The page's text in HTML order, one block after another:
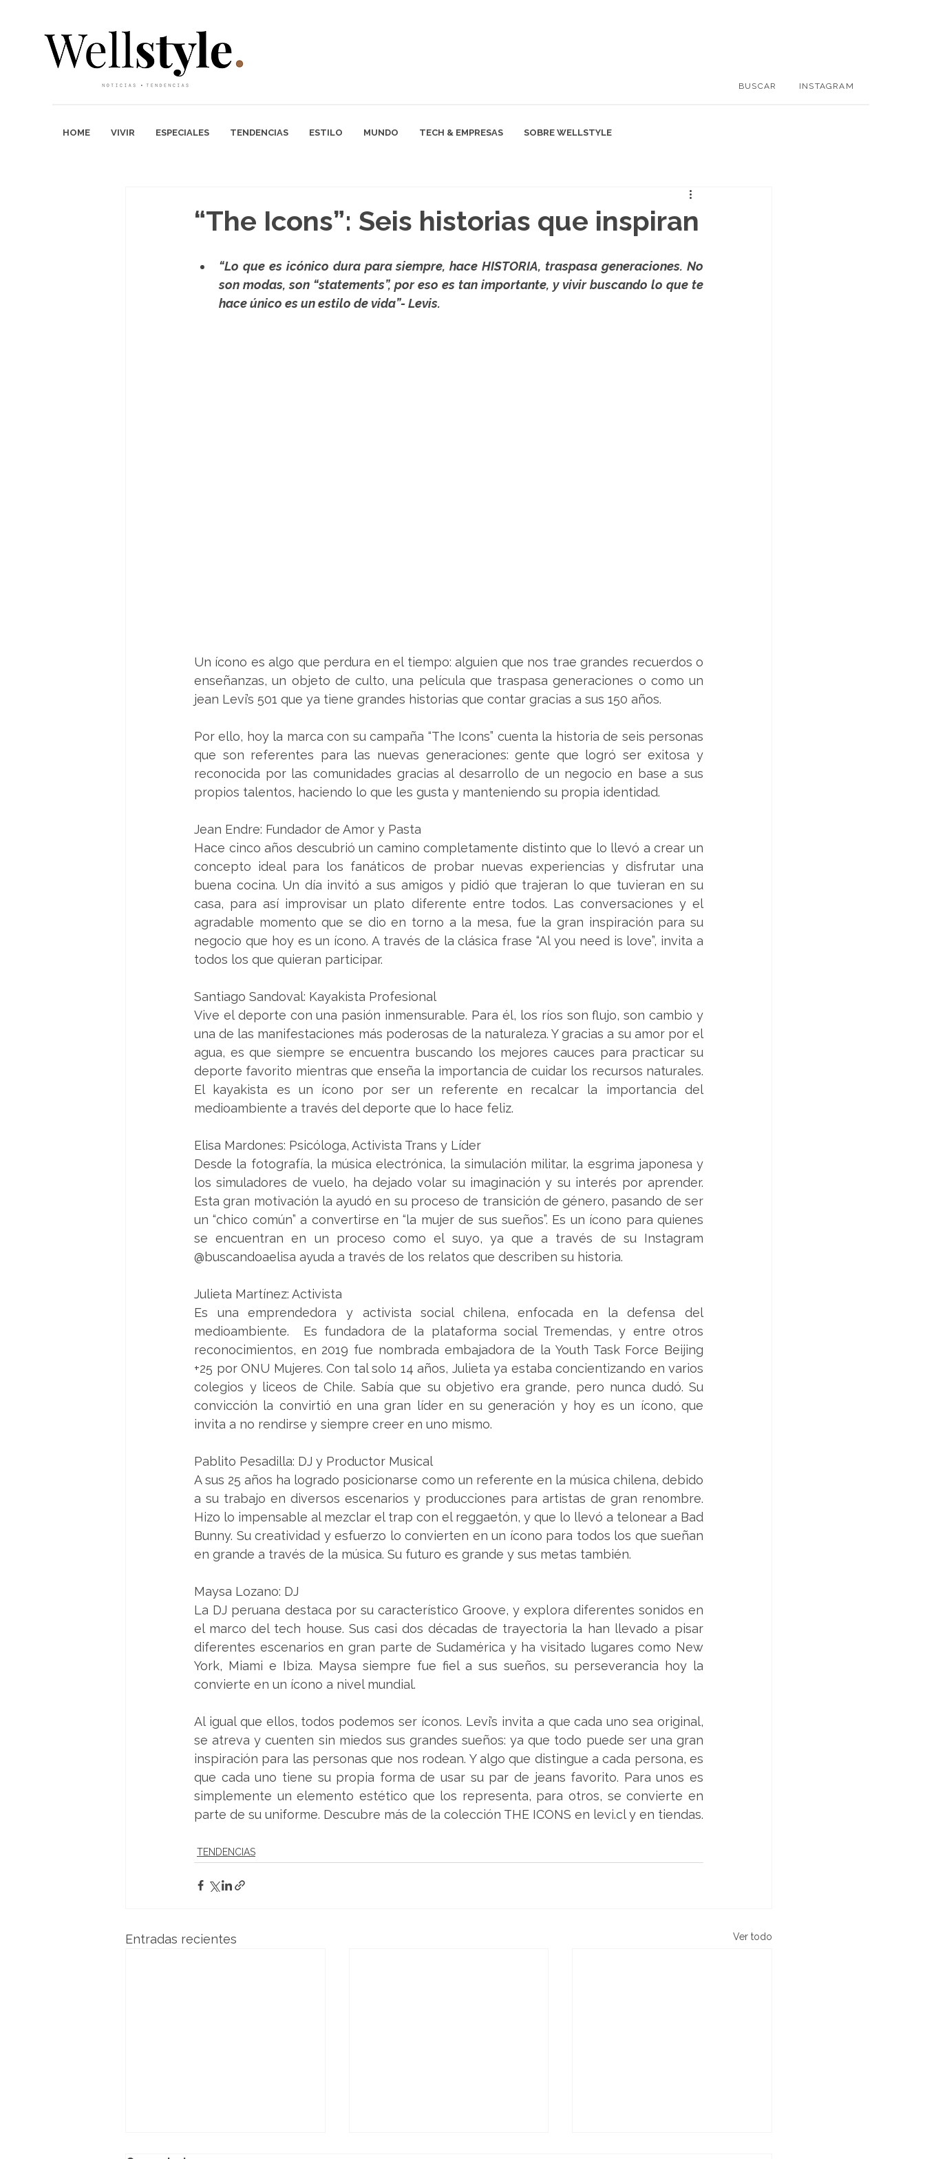
BUSCAR INSTAGRAM
HOME VIVIR ESPECIALES TENDENCIAS ESTILO MUNDO TECH & EMPRESAS SOBRE WELLSTYLE
“The Icons”: Seis historias que inspiran
“Lo que es icónico dura para siempre, hace HISTORIA, traspasa generaciones. No
son modas, son “statements”, por eso es tan importante, y vivir buscando lo que te
hace único es un estilo de vida”- Levis.
Un ícono es algo que perdura en el tiempo: alguien que nos trae grandes recuerdos o
enseñanzas, un objeto de culto, una película que traspasa generaciones o como un
jean Levi’s 501 que ya tiene grandes historias que contar gracias a sus 150 años.
Por ello, hoy la marca con su campaña “The Icons” cuenta la historia de seis personas
que son referentes para las nuevas generaciones: gente que logró ser exitosa y
reconocida por las comunidades gracias al desarrollo de un negocio en base a sus
propios talentos, haciendo lo que les gusta y manteniendo su propia identidad.
Jean Endre: Fundador de Amor y Pasta
Hace cinco años descubrió un camino completamente distinto que lo llevó a crear un
concepto ideal para los fanáticos de probar nuevas experiencias y disfrutar una
buena cocina. Un día invitó a sus amigos y pidió que trajeran lo que tuvieran en su
casa, para así improvisar un plato diferente entre todos. Las conversaciones y el
agradable momento que se dio en torno a la mesa, fue la gran inspiración para su
negocio que hoy es un ícono. A través de la clásica frase “Al you need is love”, invita a
todos los que quieran participar.
Santiago Sandoval: Kayakista Profesional
Vive el deporte con una pasión inmensurable. Para él, los ríos son flujo, son cambio y
una de las manifestaciones más poderosas de la naturaleza. Y gracias a su amor por el
agua, es que siempre se encuentra buscando los mejores cauces para practicar su
deporte favorito mientras que enseña la importancia de cuidar los recursos naturales.
El kayakista es un ícono por ser un referente en recalcar la importancia del
medioambiente a través del deporte que lo hace feliz.
Elisa Mardones: Psicóloga, Activista Trans y Líder
Desde la fotografía, la música electrónica, la simulación militar, la esgrima japonesa y
los simuladores de vuelo, ha dejado volar su imaginación y su interés por aprender.
Esta gran motivación la ayudó en su proceso de transición de género, pasando de ser
un “chico común” a convertirse en “la mujer de sus sueños”. Es un ícono para quienes
se encuentran en un proceso como el suyo, ya que a través de su Instagram
@buscandoaelisa ayuda a través de los relatos que describen su historia.
Julieta Martínez: Activista
Es una emprendedora y activista social chilena, enfocada en la defensa del
medioambiente.  Es fundadora de la plataforma social Tremendas, y entre otros
reconocimientos, en 2019 fue nombrada embajadora de la Youth Task Force Beijing
+25 por ONU Mujeres. Con tal solo 14 años, Julieta ya estaba concientizando en varios
colegios y liceos de Chile. Sabía que su objetivo era grande, pero nunca dudó. Su
convicción la convirtió en una gran líder en su generación y hoy es un ícono, que
invita a no rendirse y siempre creer en uno mismo.
Pablito Pesadilla: DJ y Productor Musical
A sus 25 años ha logrado posicionarse como un referente en la música chilena, debido
a su trabajo en diversos escenarios y producciones para artistas de gran renombre.
Hizo lo impensable al mezclar el trap con el reggaetón, y que lo llevó a telonear a Bad
Bunny. Su creatividad y esfuerzo lo convierten en un ícono para todos los que sueñan
en grande a través de la música. Su futuro es grande y sus metas también.
Maysa Lozano: DJ
La DJ peruana destaca por su característico Groove, y explora diferentes sonidos en
el marco del tech house. Sus casi dos décadas de trayectoria la han llevado a pisar
diferentes escenarios en gran parte de Sudamérica y ha visitado lugares como New
York, Miami e Ibiza. Maysa siempre fue fiel a sus sueños, su perseverancia hoy la
convierte en un ícono a nivel mundial.
Al igual que ellos, todos podemos ser íconos. Levi’s invita a que cada uno sea original,
se atreva y cuenten sin miedos sus grandes sueños: ya que todo puede ser una gran
inspiración para las personas que nos rodean. Y algo que distingue a cada persona, es
que cada uno tiene su propia forma de usar su par de jeans favorito. Para unos es
simplemente un elemento estético que los representa, para otros, se convierte en
parte de su uniforme. Descubre más de la colección THE ICONS en levi.cl y en tiendas.
TENDENCIAS
Entradas recientes Ver todo